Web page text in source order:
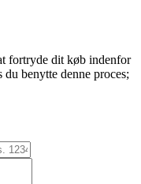
fortryde dit køb indenfor
benytte denne proces;